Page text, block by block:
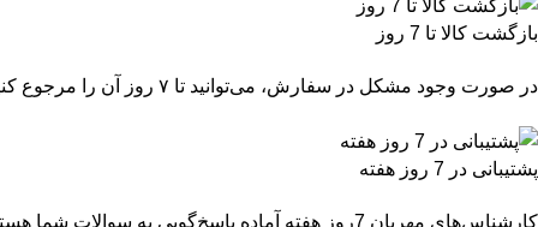
بازگشت کالا تا 7 روز
در صورت وجود مشکل در سفارش، می‌توانید تا ۷ روز آن را مرجوع کنید.
پشتیبانی در 7 روز هفته
کارشناس‌های مهربان 7روز هفته آماده پاسخ‌گویی به سوالات شما هستند.